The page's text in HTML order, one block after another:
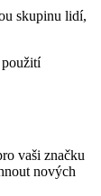
skupinu lidí,
použití
vaši značku
nových